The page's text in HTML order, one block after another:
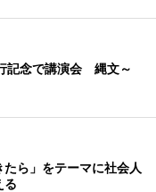
記念で講演会 縄文～
ら」をテーマに社会人
る